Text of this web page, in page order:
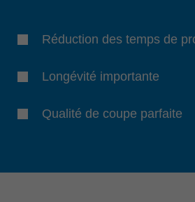
Réduction des temps de
Longévité importante
Qualité de coupe parfaite